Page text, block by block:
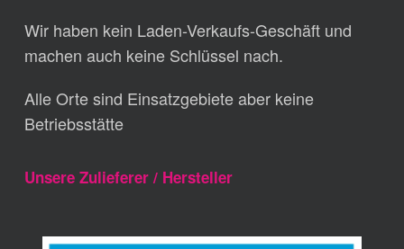
Wir haben kein Laden-Verkaufs-Geschäft und
machen auch keine Schlüssel nach.
Alle Orte sind Einsatzgebiete aber keine
Betriebsstätte
Unsere Zulieferer / Hersteller